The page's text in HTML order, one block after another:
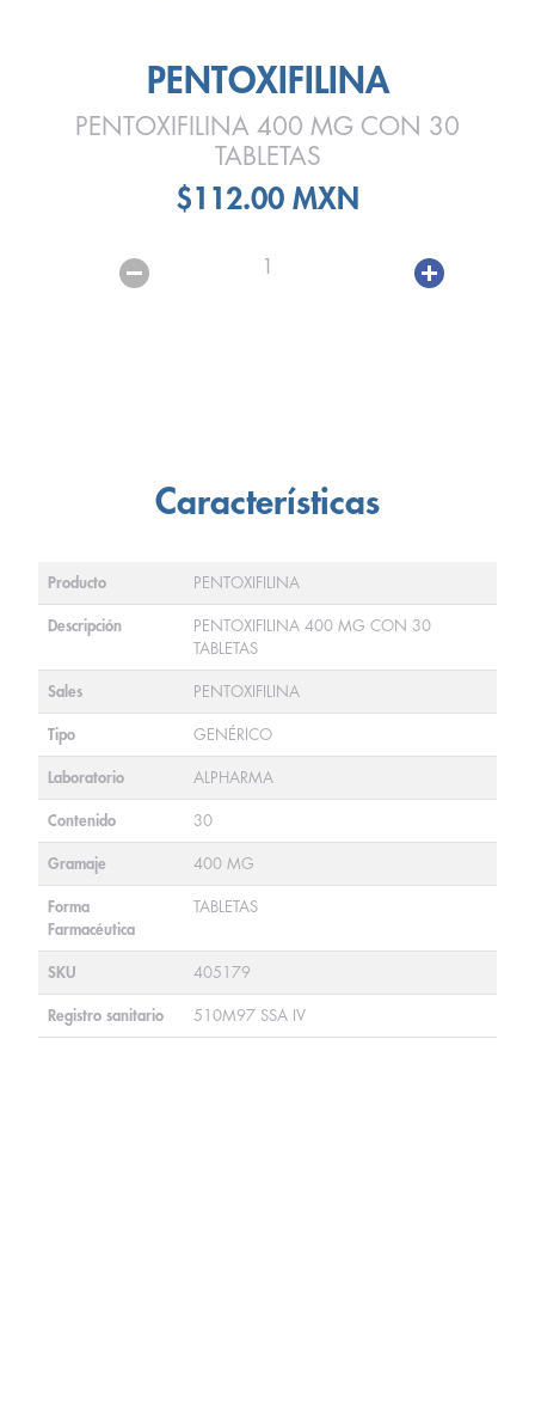
PENTOXIFILINA
PENTOXIFILINA 400 MG CON 30
TABLETAS
$112.00 MXN
1
Características
Producto PENTOXIFILINA
Descripción
PENTOXIFILINA 400 MG CON 30
TABLETAS
Sales PENTOXIFILINA
Tipo GENÉRICO
Laboratorio ALPHARMA
Contenido 30
Gramaje 400 MG
Forma
Farmacéutica
TABLETAS
SKU 405179
Registro sanitario 510M97 SSA IV